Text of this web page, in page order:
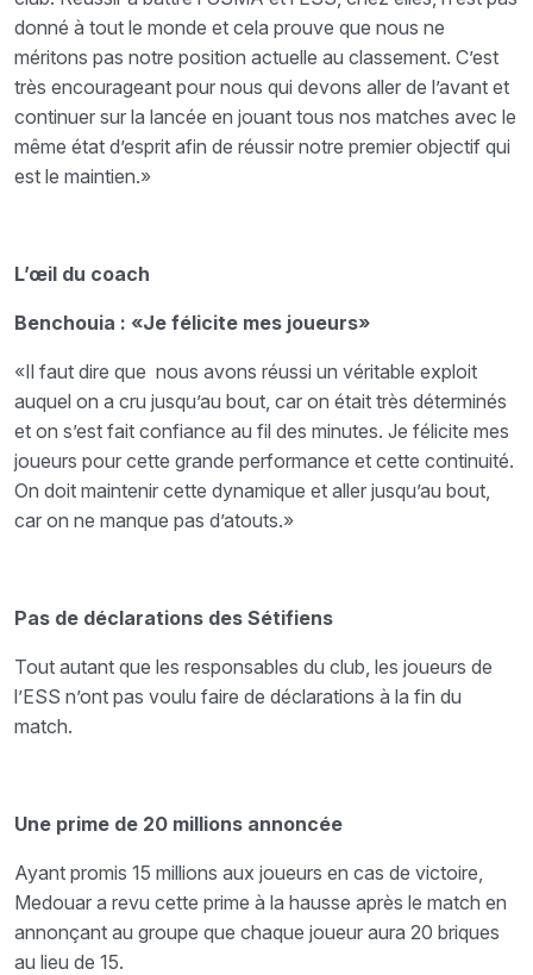
donné à tout le monde et cela prouve que nous ne
méritons pas notre position actuelle au classement. C’est
très encourageant pour nous qui devons aller de l’avant et
continuer sur la lancée en jouant tous nos matches avec le
même état d’esprit afin de réussir notre premier objectif qui
est le maintien.»
L’œil du coach
Benchouia : «Je félicite mes joueurs»
«Il faut dire que nous avons réussi un véritable exploit
auquel on a cru jusqu’au bout, car on était très déterminés
et on s’est fait confiance au fil des minutes. Je félicite mes
joueurs pour cette grande performance et cette continuité.
On doit maintenir cette dynamique et aller jusqu’au bout,
car on ne manque pas d’atouts.»
Pas de déclarations des Sétifiens
Tout autant que les responsables du club, les joueurs de
l’ESS n’ont pas voulu faire de déclarations à la fin du
match.
Une prime de 20 millions annoncée
Ayant promis 15 millions aux joueurs en cas de victoire,
Medouar a revu cette prime à la hausse après le match en
annonçant au groupe que chaque joueur aura 20 briques
au lieu de 15.